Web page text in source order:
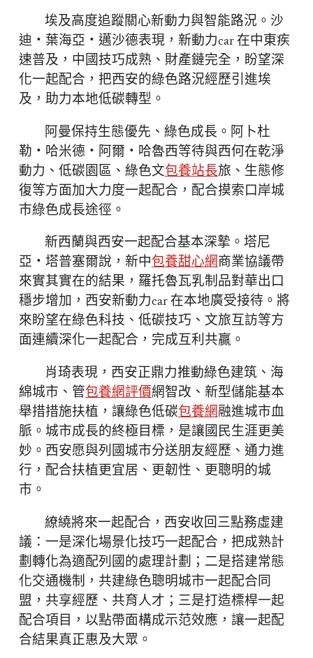
埃及高度追蹤關心新動力與智能路況。沙
迪・葉海亞・邁沙德表現，新動力car 在中東疾
速普及，中國技巧成熟、財產鏈完全，盼望深
化一起配合，把西安的綠色路況經歷引進埃
及，助力本地低碳轉型。
阿曼保持生態優先、綠色成長。阿卜杜
勒・哈米德・阿爾・哈魯西等待與西何在乾淨
動力、低碳園區、綠色文包養站長旅、生態修
復等方面加大力度一起配合，配合摸索口岸城
市綠色成長途徑。
新西蘭與西安一起配合基本深摯。塔尼
亞・塔普塞爾說，新中包養甜心網商業協議帶
來實其實在的結果，羅托魯瓦乳制品對華出口
穩步增加，西安新動力car 在本地廣受接待。將
來盼望在綠色科技、低碳技巧、文旅互訪等方
面連續深化一起配合，完成互利共贏。
肖琦表現，西安正鼎力推動綠色建筑、海
綿城市、管包養網評價網智改、新型儲能基本
舉措措施扶植，讓綠色低碳包養網融進城市血
脈。城市成長的終極目標，是讓國民生涯更美
妙。西安愿與列國城市分送朋友經歷、通力進
行，配合扶植更宜居、更韌性、更聰明的城
市。
繚繞將來一起配合，西安收回三點務虛建
議：一是深化場景化技巧一起配合，把成熟計
劃轉化為適配列國的處理計劃；二是搭建常態
化交通機制，共建綠色聰明城市一起配合同
盟，共享經歷、共育人才；三是打造標桿一起
配合項目，以點帶面構成示范效應，讓一起配
合結果真正惠及大眾。